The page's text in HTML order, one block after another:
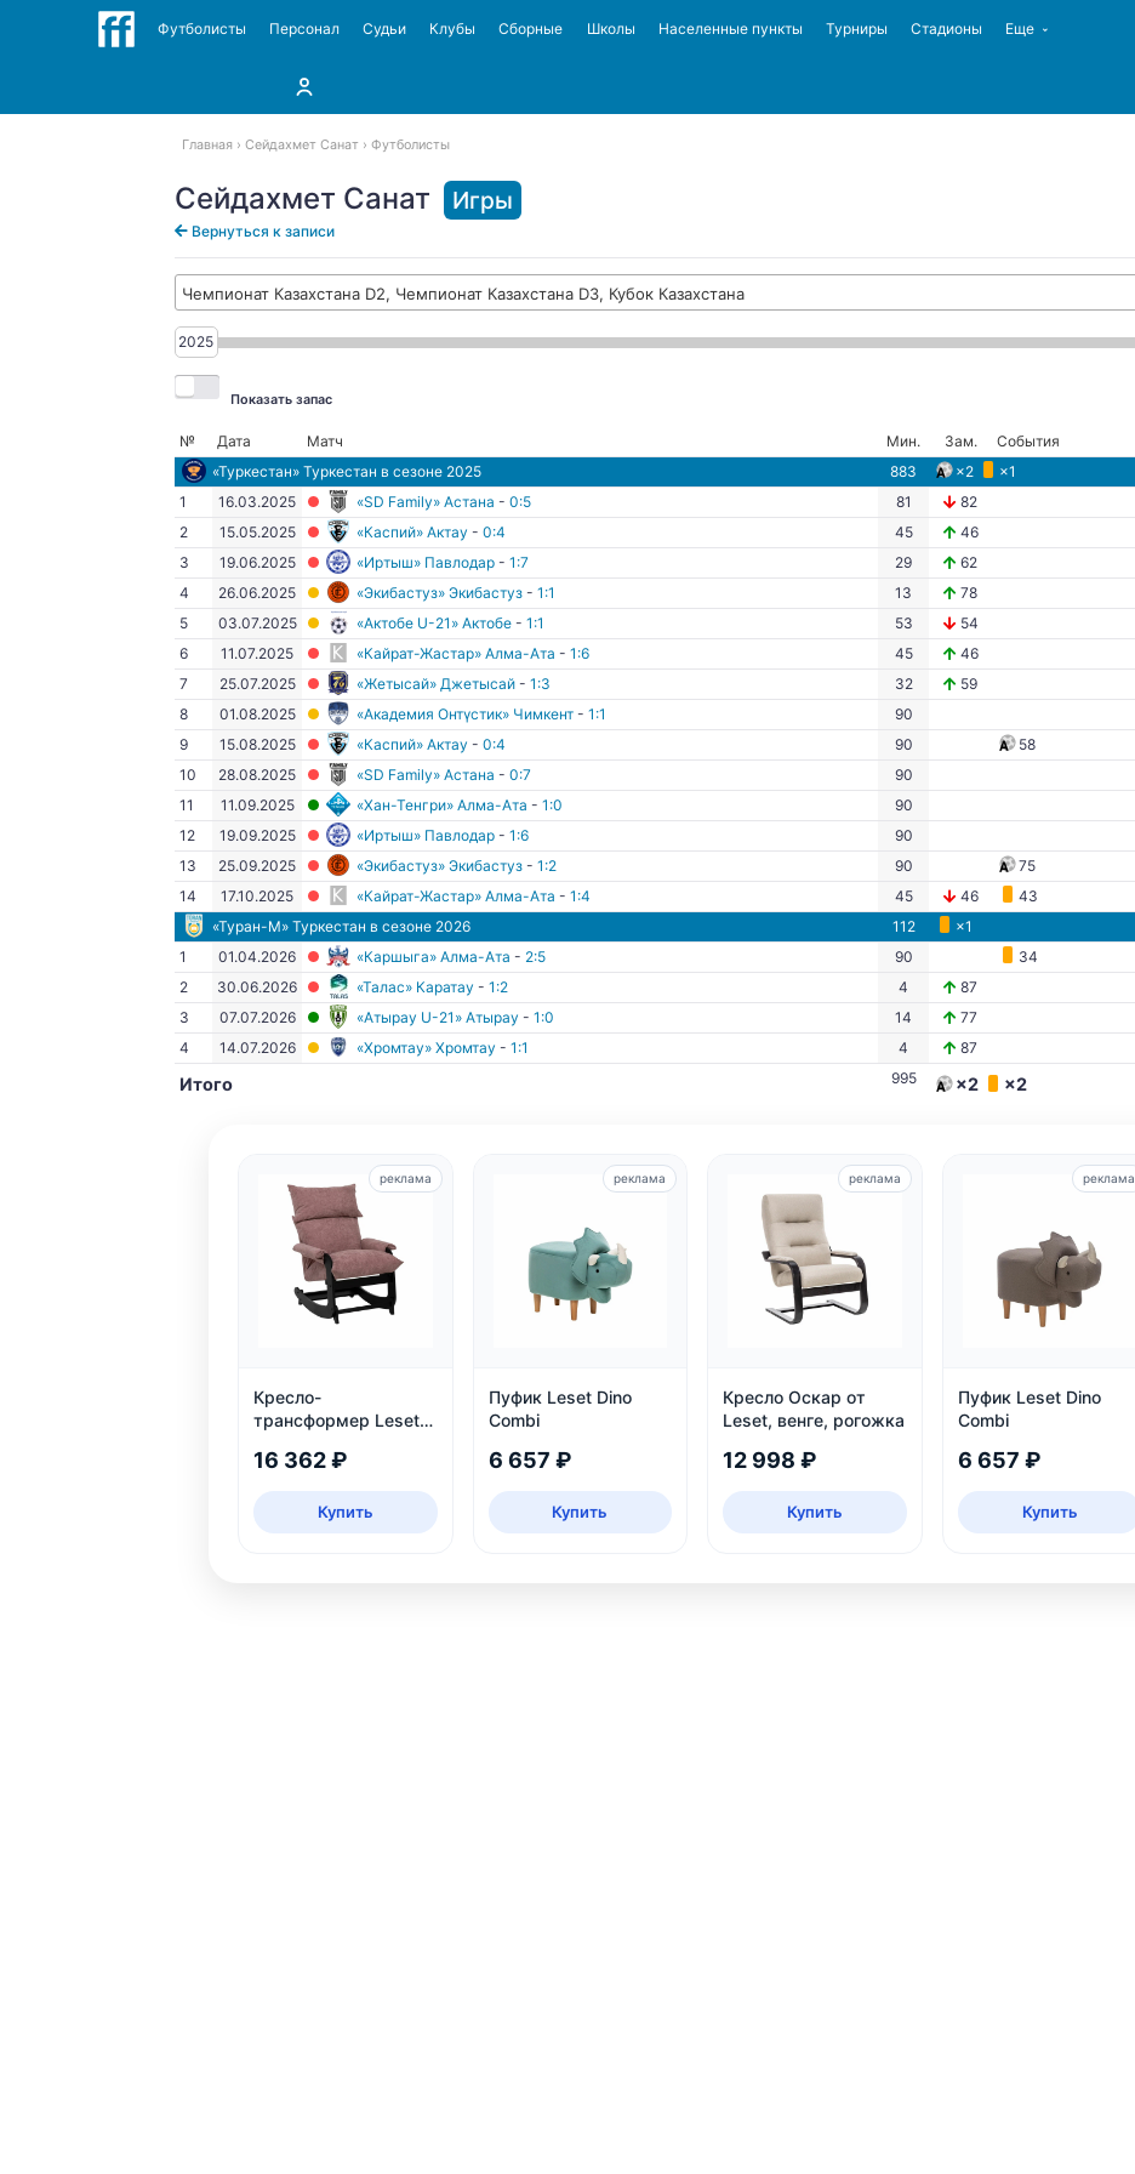
Футболисты Персонал Судьи Клубы Сборные Школы Населенные пункты Турниры Стадионы Еще
Главная Сейдахмет Санат Футболисты
Сейдахмет Санат Игры
Вернуться к записи
Чемпионат Казахстана D2, Чемпионат Казахстана D3, Кубок Казахстана
2025
Показать запас
№ Дата Матч Мин. Зам.
События
«Туркестан» Туркестан в сезоне 2025 883 ×2 ×1
1
16.03.2025 «SD Family» Астана - 0:5 81 82
2
15.05.2025 «Каспий» Актау - 0:4 45 46
3
19.06.2025 «Иртыш» Павлодар- 1:7 29 62
4
26.06.2025 «Экибастуз» Экибастуз- 1:1 13 78
5
03.07.2025 «Актобе U-21» Актобе- 1:1 53 54
6
11.07.2025 «Кайрат-Жастар» Алма-Ата - 1:6 45 46
7
25.07.2025 «Жетысай» Джетысай- 1:3 32 59
8
01.08.2025 «Академия Онтүстик» Чимкент- 1:1 90
9
15.08.2025 «Каспий» Актау - 0:4 90 58
10
28.08.2025 «SD Family» Астана - 0:7 90
11
11.09.2025 «Хан-Тенгри» Алма-Ата - 1:0 90
12
19.09.2025 «Иртыш» Павлодар- 1:6 90
13
25.09.2025 «Экибастуз» Экибастуз- 1:2 90 75
14
17.10.2025 «Кайрат-Жастар» Алма-Ата - 1:4 45 46 43
«Туран-М» Туркестан в сезоне 2026 112 ×1
1
01.04.2026 «Каршыга» Алма-Ата - 2:5 90 34
2
30.06.2026 «Талас» Каратау - 1:2 4 87
3
07.07.2026 «Атырау U-21» Атырау - 1:0 14 77
4
14.07.2026 «Хромтау» Хромтау - 1:1 4 87
Итого 995 ×2 ×2
Кресло-
трансформер Leset
16 362 ₽
Купить
реклама
Пуфик Leset Dino
Combi
6 657 ₽
Купить
реклама
Кресло Оскар от
Leset, венге, рогожка
12 998 ₽
Купить
реклама
Пуфик Leset Dino
Combi
6 657 ₽
Купить
реклама